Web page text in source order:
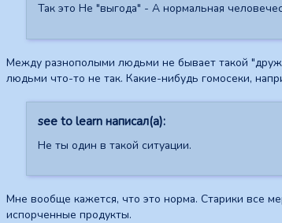
Так это Не "выгода" - А нормальная
Между разнополыми людьми не бывает такой
людьми что-то не так. Какие-нибудь гомосеки,
see to learn написал(а):
Не ты один в такой ситуации.
Мне вообще кажется, что это норма. Старики все
испорченные продукты.